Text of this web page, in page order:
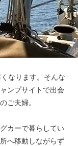
なります。そんな
ンプサイトで出会
ご夫婦。
カーで暮らしてい
へ移動しながらず